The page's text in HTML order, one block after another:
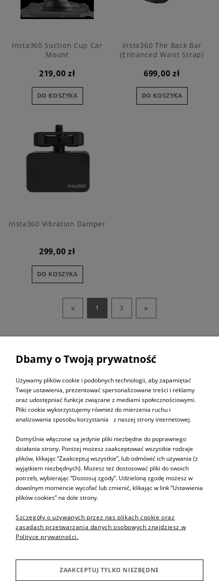
Insta360 Suction Cup Car
Mount
219,00 zł
DO KOSZYKA
Insta360 The Back Bar
(Enhanced Waist Strap)
699,00 zł
DO KOSZYKA
Insta360 Vibration Damper
299,00 zł
DO KOSZYKA
« 1 2 »
ZAPISZ SIĘ DO
NEWSLETTERA
Informacje
Sprzedaż produktów
Producenci
Dbamy o Twoją prywatność
Używamy plików cookie i podobnych technologii, aby zapamiętać
Twoje ustawienia, prezentować spersonalizowane treści i reklamy
oraz udostępniać funkcje związane z mediami społecznościowymi.
Pliki cookie wykorzystujemy również do mierzenia ruchu i
analizowania sposobu korzystania z naszej strony internetowej.
Domyślnie włączone są jedynie pliki niezbędne do poprawnego
działania strony. Poniżej możesz zaakceptować wszystkie rodzaje
plików, klikając “Zaakceptuj wszystkie”, lub odmówić ich używania (z
wyjątkiem niezbędnych). Możesz też dostosować pliki do swoich
potrzeb, wybierając “Dostosuj zgody”. Udzieloną zgodę możesz w
dowolnym momencie wycofać lub zmienić, klikając w link “Ustawienia
plików cookies” na dole strony.
Szczegóły o używanych przez nas plikach cookie oraz
zasadach przetwarzania danych osobowych znajdziesz w
Polityce prywatności.
ZAAKCEPTUJ TYLKO NIEZBĘDNE